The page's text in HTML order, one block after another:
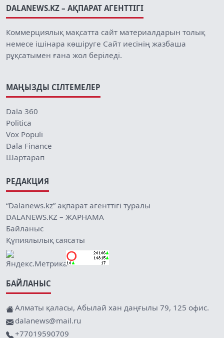
DALANEWS.KZ – АҚПАРАТ АГЕНТТІГІ
Коммерциялық мақсатта сайт материалдарын толық
немесе ішінара көшіруге Сайт иесінің жазбаша
рұқсатымен ғана жол беріледі.
МАҢЫЗДЫ СІЛТЕМЕЛЕР
Dala 360
Politica
Vox Populi
Dala Finance
Шартарап
РЕДАКЦИЯ
“Dalanews.kz” ақпарат агенттігі туралы
DALANEWS.KZ – ЖАРНАМА
Байланыс
Құпиялылық саясаты
БАЙЛАНЫС
Алматы қаласы, Абылай хан даңғылы 79, 125 офис.
dalanews@mail.ru
+77019590709